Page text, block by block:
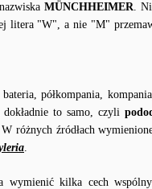
MÜNCHHEIMER.
litera "W", a nie "M"
półkompania,
dokładnie to samo, czyli
różnych źródłach
.
wymienić kilka cech